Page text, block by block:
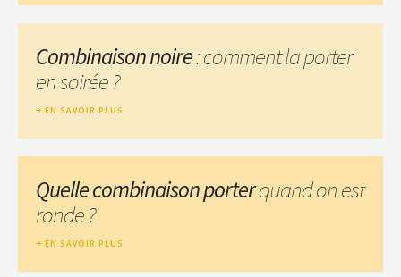
Combinaison noire: comment la porter
en soirée ?
EN SAVOIR PLUS
Quelle combinaison porterquand on est
ronde ?
EN SAVOIR PLUS